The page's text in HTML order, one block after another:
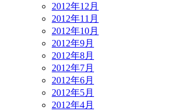
2012年12月
2012年11月
2012年10月
2012年9月
2012年8月
2012年7月
2012年6月
2012年5月
2012年4月